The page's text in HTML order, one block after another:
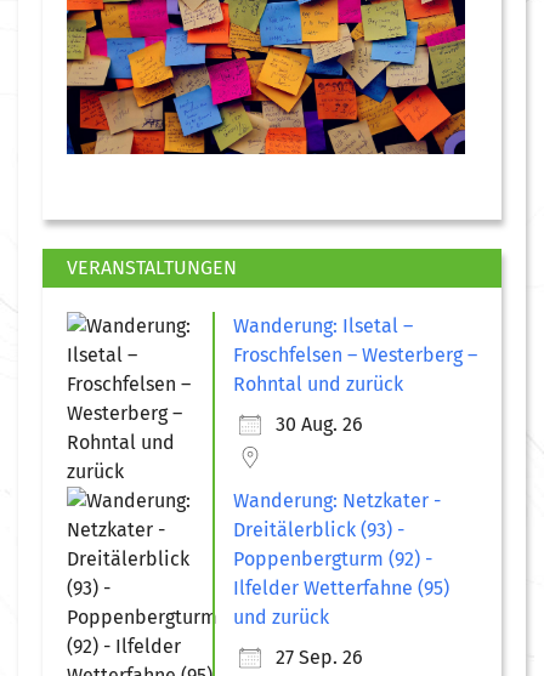
VERANSTALTUNGEN
Wanderung: Ilsetal –
Froschfelsen – Westerberg –
Rohntal und zurück
30 Aug. 26
Wanderung: Netzkater -
Dreitälerblick (93) -
Poppenbergturm (92) -
Ilfelder Wetterfahne (95)
und zurück
27 Sep. 26